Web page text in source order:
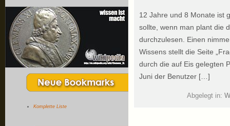
Komplette Liste
12 Jahre und 8 Monate ist
sollte, wenn man plant die
durchzulesen. Einen
Wissens stellt die Seite
durch die auf Eis gelegten
Juni der Benutzer […]
Abgelegt in: